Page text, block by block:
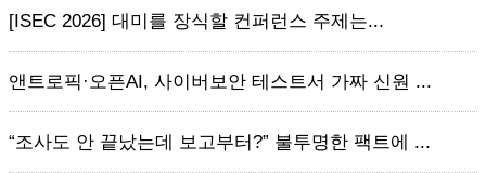
[ISEC 2026] 대미를 장식할 컨퍼런스 주제는...
앤트로픽·오픈AI, 사이버보안 테스트서 가짜 신원 ...
“조사도 안 끝났는데 보고부터?” 불투명한 팩트에 ...